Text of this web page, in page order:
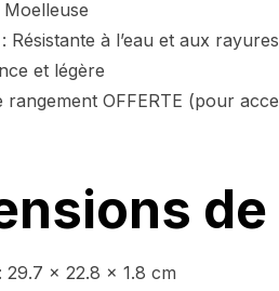
Résistante à l’eau et aux rayures
et légère
rangement OFFERTE (pour
29.7 x 22.8 x 1.8 cm